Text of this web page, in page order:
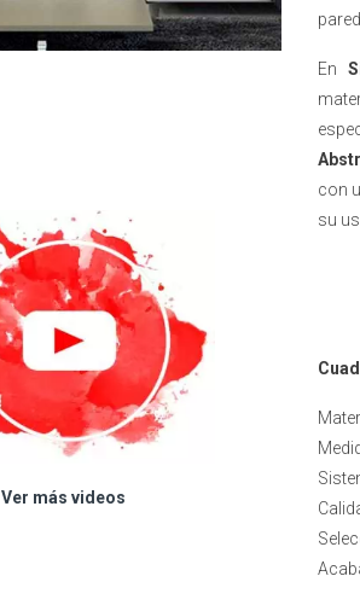
Ver más videos
En
con
su